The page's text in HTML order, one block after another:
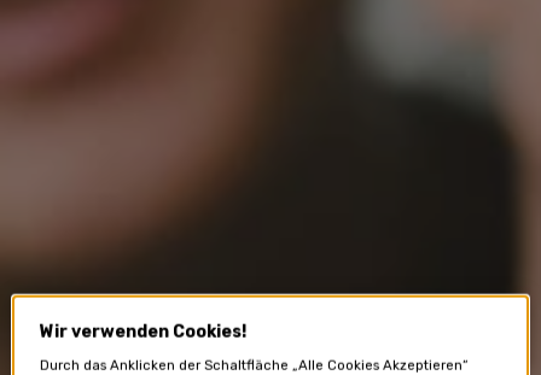
Wir verwenden Cookies!
Durch das Anklicken der Schaltfläche „Alle Cookies Akzeptieren“